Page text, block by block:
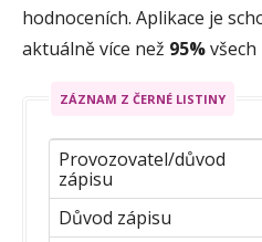
hodnoceních. Aplikace je
aktuálně více než 95%
ZÁZNAM Z ČERNÉ LISTINY
Provozovatel/důvod
zápisu
Důvod zápisu